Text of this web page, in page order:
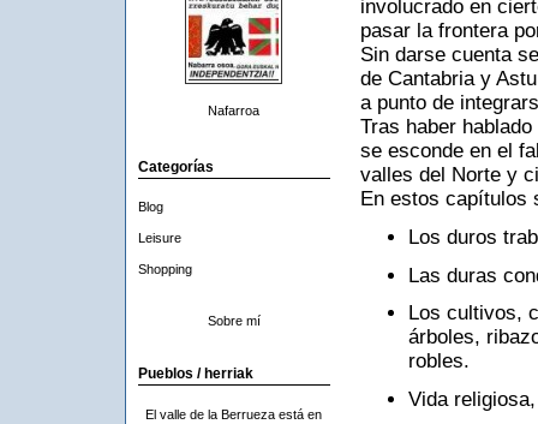
Nafarroa
Categorías
Blog
Leisure
Shopping
Sobre mí
Pueblos / herriak
El valle de la Berrueza está en
involucrado en
pasar la frontera
Sin darse cuenta
de Cantabria y
a punto de
Tras haber
se esconde en el
valles del Norte y
En estos capítulos
Los duros
Las duras
Los cultivos,
árboles,
robles.
Vida